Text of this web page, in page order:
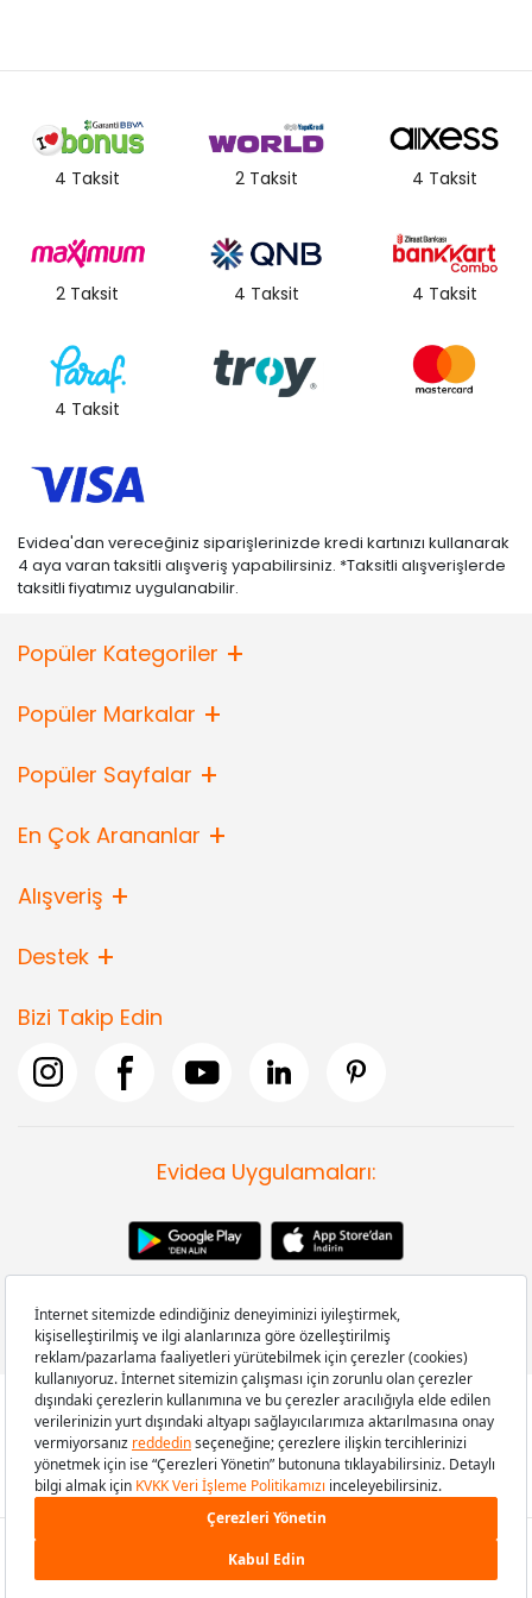
4 Taksit 2 Taksit 4 Taksit
2 Taksit 4 Taksit 4 Taksit
4 Taksit
Evidea'dan vereceğiniz siparişlerinizde kredi kartınızı kullanarak
4 aya varan taksitli alışveriş yapabilirsiniz. *Taksitli alışverişlerde
taksitli fiyatımız uygulanabilir.
Popüler Kategoriler
Popüler Markalar
Popüler Sayfalar
En Çok Arananlar
Alışveriş
Destek
Bizi Takip Edin
Evidea Uygulamaları:
Copyright © 2008-2026 Evidea.com | Tüm hakları saklıdır.